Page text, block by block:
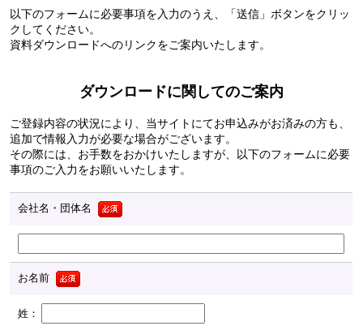
以下のフォームに必要事項を入力のうえ、「送信」ボタンをクリッ
クしてください。
資料ダウンロードへのリンクをご案内いたします。
ダウンロードに関してのご案内
ご登録内容の状況により、当サイトにてお申込みがお済みの方も、
追加で情報入力が必要な場合がございます。
その際には、お手数をおかけいたしますが、以下のフォームに必要
事項のご入力をお願いいたします。
会社名・団体名
お名前